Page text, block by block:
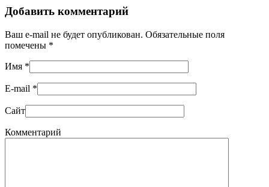
Добавить комментарий
Ваш e-mail не будет опубликован. Обязательные поля
помечены *
Имя *
E-mail *
Сайт
Комментарий